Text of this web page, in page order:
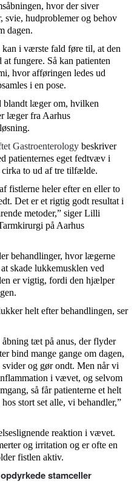
hvor der siver
svie, hudproblemer og behov
dagen.
i værste fald føre til, at den
fungere. Så kan patienten
hvor afføringen ledes ud
i en pose.
blandt læger om, hvilken
læger fra Aarhus
Gastroenterology beskriver
patienternes eget fedtvæv i
to ud af tre tilfælde.
fistlerne heler efter en eller to
Det er et rigtig godt resultat i
metoder,” siger Lilli
på Aarhus
behandlinger, hvor lægerne
skade lukkemusklen ved
er vigtig, fordi den hjælper
helt efter behandlingen, ser
tæt på anus, der flyder
bind mange gange om dagen,
og gør ondt. Men når vi
i vævet, og selvom
så får patienterne et helt
stort set alle, vi behandler,”
reaktion i vævet.
og irritation og er ofte en
fistlen aktiv.
stamceller